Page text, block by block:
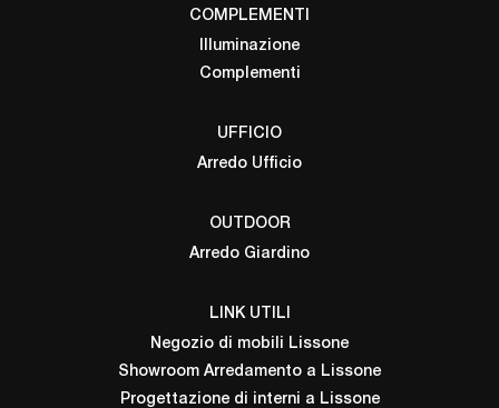
COMPLEMENTI
Illuminazione
Complementi
UFFICIO
Arredo Ufficio
OUTDOOR
Arredo Giardino
LINK UTILI
Negozio di mobili Lissone
Showroom Arredamento a Lissone
Progettazione di interni a Lissone